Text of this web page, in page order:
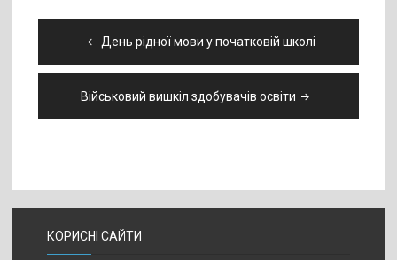
записівДень рідної мови у початковій школі
Військовий вишкіл здобувачів освіти
КОРИСНІ САЙТИ